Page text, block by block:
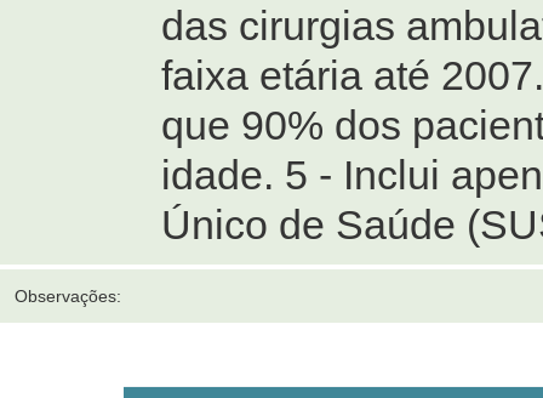
das cirurgias
faixa etária até
que 90% dos
idade. 5 - Inclui
Único de Saúde
Observações: